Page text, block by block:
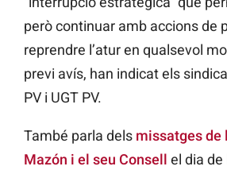
però continuar amb accions de
reprendre l’atur en qualsevol
previ avís, han indicat els
PV i UGT PV.
També parla dels missatges de
Mazón i el seu Consell el dia de